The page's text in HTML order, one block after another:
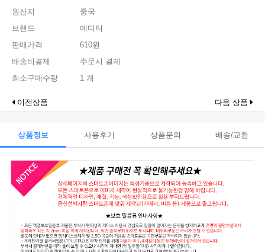
원산지
중국
브랜드
에디터
판매가격
610원
배송비결제
주문시 결제
최소구매수량
1 개
이전상품 다음 상품
상품정보 사용후기 상품문의 배송/교환